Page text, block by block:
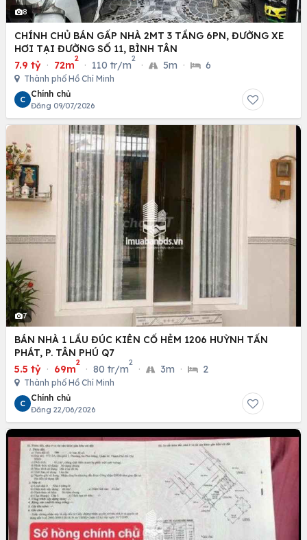
8
CHÍNH CHỦ BÁN GẤP NHÀ 2MT 3 TẦNG 6PN, ĐƯỜNG XE
HƠI TẠI ĐƯỜNG SỐ 11, BÌNH TÂN
7.9 tỷ · 72m
2
· 110 tr/m
2
· 5m · 6
Thành phố Hồ Chí Minh
C
Chính chủ
Đăng 09/07/2026
7
BÁN NHÀ 1 LẦU ĐÚC KIÊN CỐ HẺM 1206 HUỲNH TẤN
PHÁT, P. TÂN PHÚ Q7
5.5 tỷ · 69m
2
· 80 tr/m
2
· 3m · 2
Thành phố Hồ Chí Minh
C
Chính chủ
Đăng 22/06/2026